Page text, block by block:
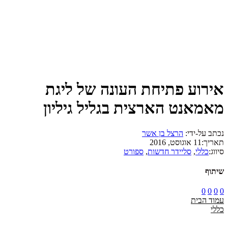
‏אירוע פתיחת העונה של ליגת
מאמאנט הארצית בגליל גיליון
נכתב על-ידי: הרצל בן אשר
תאריך: 11 אוגוסט, 2016
סיווג:כללי, סליידר חדשות, ספורט
שיתוף
0
0
0
0
עמוד הבית
כללי